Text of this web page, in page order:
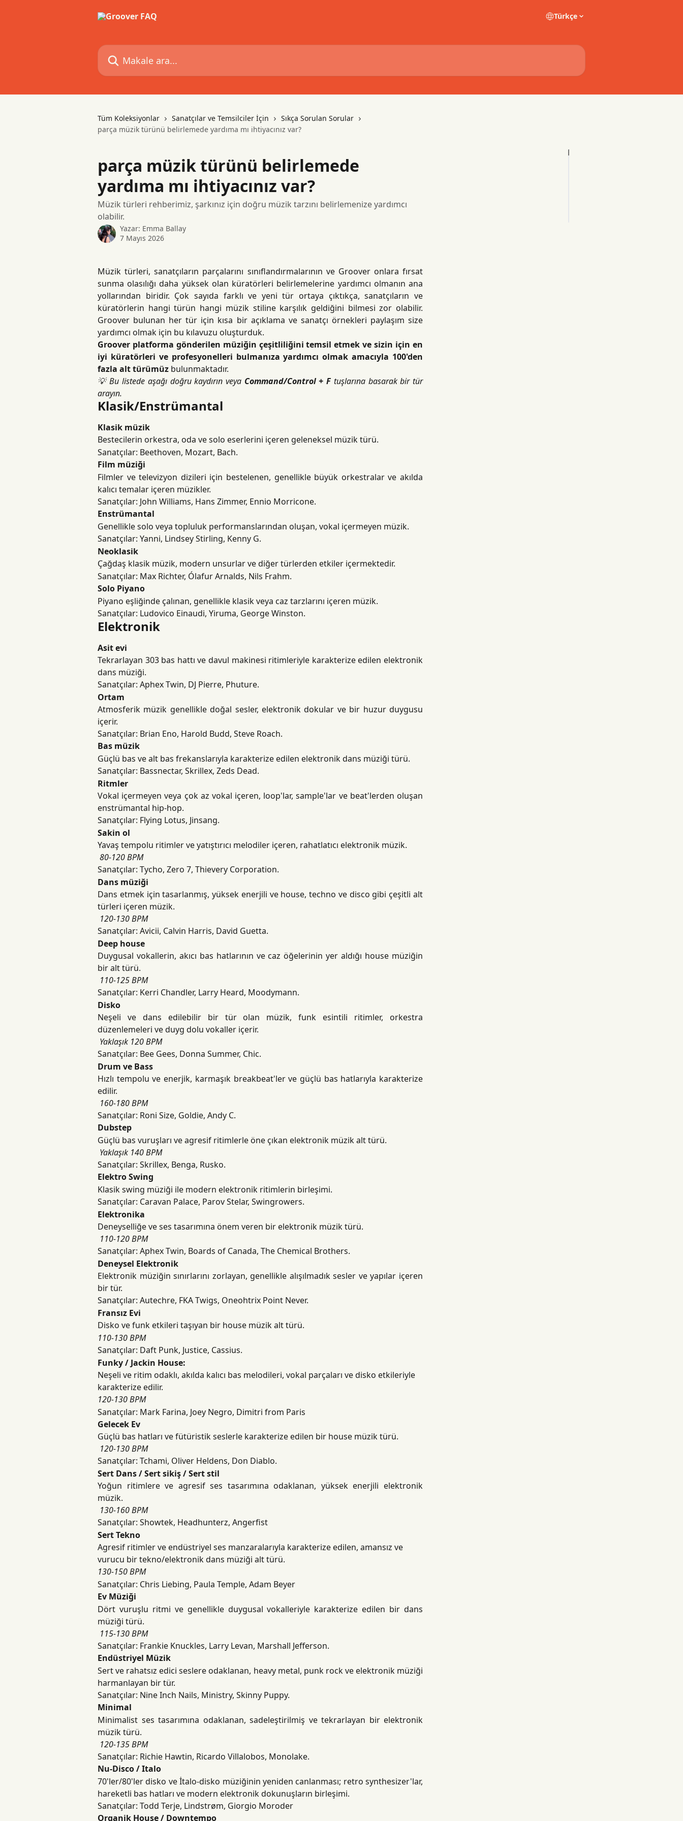
Türkçe
Makale ara...
Tüm Koleksiyonlar Sanatçılar ve Temsilciler İçin
Sıkça Sorulan Sorular
parça müzik türünü belirlemede yardıma mı ihtiyacınız var?
parça müzik türünü belirlemede
yardıma mı ihtiyacınız var?
Müzik türleri rehberimiz, şarkınız için doğru müzik tarzını belirlemenize yardımcı
olabilir.
Yazar: Emma Ballay
7 Mayıs 2026
Müzik türleri, sanatçıların parçalarını sınıflandırmalarının ve Groover onlara fırsat
sunma olasılığı daha yüksek olan küratörleri belirlemelerine yardımcı olmanın ana
yollarından biridir. Çok sayıda farklı ve yeni tür ortaya çıktıkça, sanatçıların ve
küratörlerin hangi türün hangi müzik stiline karşılık geldiğini bilmesi zor olabilir.
Groover bulunan her tür için kısa bir açıklama ve sanatçı örnekleri paylaşım size
yardımcı olmak için bu kılavuzu oluşturduk.
Groover platforma gönderilen müziğin çeşitliliğini temsil etmek ve sizin için en
iyi küratörleri ve profesyonelleri bulmanıza yardımcı olmak amacıyla 100'den
fazla alt türümüz bulunmaktadır.
💡 Bu listede aşağı doğru kaydırın veya Command/Control + F tuşlarına basarak bir tür
arayın.
Klasik/Enstrümantal
Klasik müzik
Bestecilerin orkestra, oda ve solo eserlerini içeren geleneksel müzik türü.
Sanatçılar: Beethoven, Mozart, Bach.
Film müziği
Filmler ve televizyon dizileri için bestelenen, genellikle büyük orkestralar ve akılda
kalıcı temalar içeren müzikler.
Sanatçılar: John Williams, Hans Zimmer, Ennio Morricone.
Enstrümantal
Genellikle solo veya topluluk performanslarından oluşan, vokal içermeyen müzik.
Sanatçılar: Yanni, Lindsey Stirling, Kenny G.
Neoklasik
Çağdaş klasik müzik, modern unsurlar ve diğer türlerden etkiler içermektedir.
Sanatçılar: Max Richter, Ólafur Arnalds, Nils Frahm.
Solo Piyano
Piyano eşliğinde çalınan, genellikle klasik veya caz tarzlarını içeren müzik.
Sanatçılar: Ludovico Einaudi, Yiruma, George Winston.
Elektronik
Asit evi
Tekrarlayan 303 bas hattı ve davul makinesi ritimleriyle karakterize edilen elektronik
dans müziği.
Sanatçılar: Aphex Twin, DJ Pierre, Phuture.
Ortam
Atmosferik müzik genellikle doğal sesler, elektronik dokular ve bir huzur duygusu
içerir.
Sanatçılar: Brian Eno, Harold Budd, Steve Roach.
Bas müzik
Güçlü bas ve alt bas frekanslarıyla karakterize edilen elektronik dans müziği türü.
Sanatçılar: Bassnectar, Skrillex, Zeds Dead.
Ritmler
Vokal içermeyen veya çok az vokal içeren, loop'lar, sample'lar ve beat'lerden oluşan
enstrümantal hip-hop.
Sanatçılar: Flying Lotus, Jinsang.
Sakin ol
Yavaş tempolu ritimler ve yatıştırıcı melodiler içeren, rahatlatıcı elektronik müzik.
80-120 BPM
Sanatçılar: Tycho, Zero 7, Thievery Corporation.
Dans müziği
Dans etmek için tasarlanmış, yüksek enerjili ve house, techno ve disco gibi çeşitli alt
türleri içeren müzik.
120-130 BPM
Sanatçılar: Avicii, Calvin Harris, David Guetta.
Deep house
Duygusal vokallerin, akıcı bas hatlarının ve caz öğelerinin yer aldığı house müziğin
bir alt türü.
110-125 BPM
Sanatçılar: Kerri Chandler, Larry Heard, Moodymann.
Disko
Neşeli ve dans edilebilir bir tür olan müzik, funk esintili ritimler, orkestra
düzenlemeleri ve duyg dolu vokaller içerir.
Yaklaşık 120 BPM
Sanatçılar: Bee Gees, Donna Summer, Chic.
Drum ve Bass
Hızlı tempolu ve enerjik, karmaşık breakbeat'ler ve güçlü bas hatlarıyla karakterize
edilir.
160-180 BPM
Sanatçılar: Roni Size, Goldie, Andy C.
Dubstep
Güçlü bas vuruşları ve agresif ritimlerle öne çıkan elektronik müzik alt türü.
Yaklaşık 140 BPM
Sanatçılar: Skrillex, Benga, Rusko.
Elektro Swing
Klasik swing müziği ile modern elektronik ritimlerin birleşimi.
Sanatçılar: Caravan Palace, Parov Stelar, Swingrowers.
Elektronika
Deneyselliğe ve ses tasarımına önem veren bir elektronik müzik türü.
110-120 BPM
Sanatçılar: Aphex Twin, Boards of Canada, The Chemical Brothers.
Deneysel Elektronik
Elektronik müziğin sınırlarını zorlayan, genellikle alışılmadık sesler ve yapılar içeren
bir tür.
Sanatçılar: Autechre, FKA Twigs, Oneohtrix Point Never.
Fransız Evi
Disko ve funk etkileri taşıyan bir house müzik alt türü.
110-130 BPM
Sanatçılar: Daft Punk, Justice, Cassius.
Funky / Jackin House:
Neşeli ve ritim odaklı, akılda kalıcı bas melodileri, vokal parçaları ve disko etkileriyle
karakterize edilir.
120-130 BPM
Sanatçılar: Mark Farina, Joey Negro, Dimitri from Paris
Gelecek Ev
Güçlü bas hatları ve fütüristik seslerle karakterize edilen bir house müzik türü.
120-130 BPM
Sanatçılar: Tchami, Oliver Heldens, Don Diablo.
Sert Dans / Sert sikiş / Sert stil
Yoğun ritimlere ve agresif ses tasarımına odaklanan, yüksek enerjili elektronik
müzik.
130-160 BPM
Sanatçılar: Showtek, Headhunterz, Angerfist
Sert Tekno
Agresif ritimler ve endüstriyel ses manzaralarıyla karakterize edilen, amansız ve
vurucu bir tekno/elektronik dans müziği alt türü.
130-150 BPM
Sanatçılar: Chris Liebing, Paula Temple, Adam Beyer
Ev Müziği
Dört vuruşlu ritmi ve genellikle duygusal vokalleriyle karakterize edilen bir dans
müziği türü.
115-130 BPM
Sanatçılar: Frankie Knuckles, Larry Levan, Marshall Jefferson.
Endüstriyel Müzik
Sert ve rahatsız edici seslere odaklanan, heavy metal, punk rock ve elektronik müziği
harmanlayan bir tür.
Sanatçılar: Nine Inch Nails, Ministry, Skinny Puppy.
Minimal
Minimalist ses tasarımına odaklanan, sadeleştirilmiş ve tekrarlayan bir elektronik
müzik türü.
120-135 BPM
Sanatçılar: Richie Hawtin, Ricardo Villalobos, Monolake.
Nu-Disco / Italo
70'ler/80'ler disko ve İtalo-disko müziğinin yeniden canlanması; retro synthesizer'lar,
hareketli bas hatları ve modern elektronik dokunuşların birleşimi.
Sanatçılar: Todd Terje, Lindstrøm, Giorgio Moroder
Organik House / Downtempo